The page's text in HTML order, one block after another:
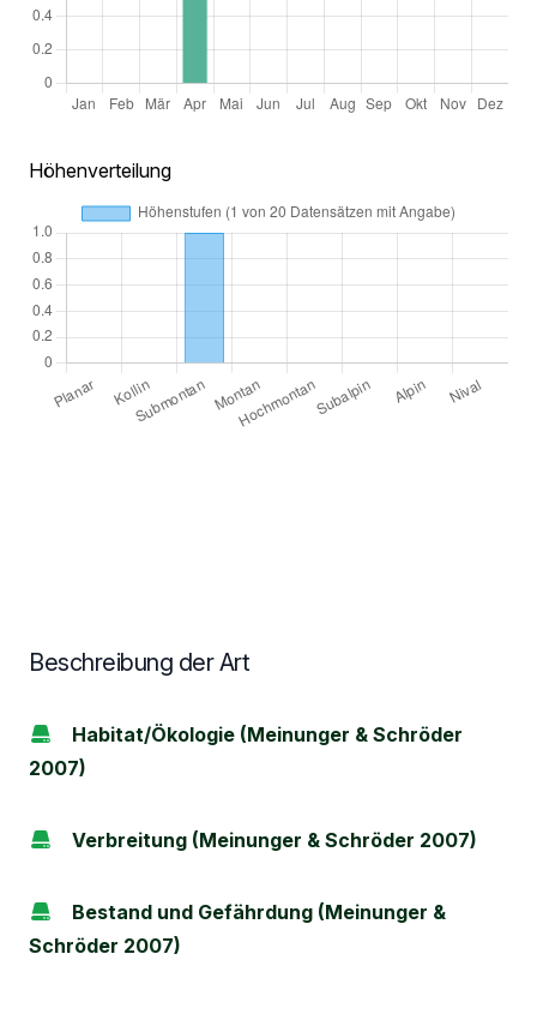
Höhenverteilung
Beschreibung der Art
Habitat/Ökologie (Meinunger & Schröder
2007)
Verbreitung (Meinunger & Schröder 2007)
Bestand und Gefährdung (Meinunger &
Schröder 2007)